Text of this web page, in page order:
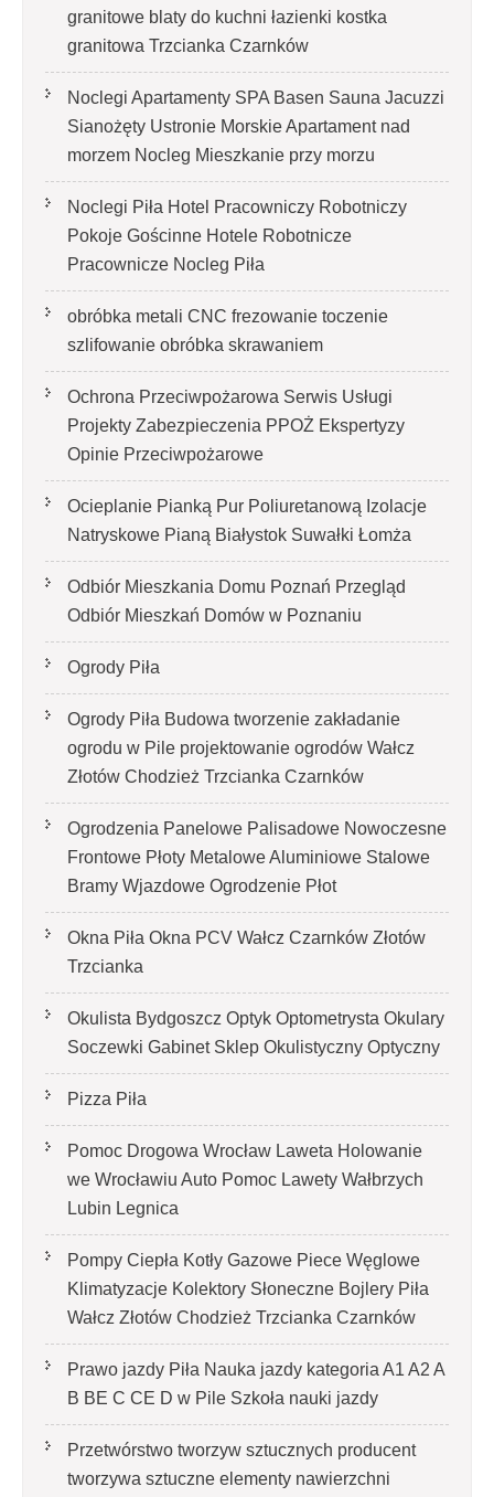
granitowe blaty do kuchni łazienki kostka
granitowa Trzcianka Czarnków
Noclegi Apartamenty SPA Basen Sauna Jacuzzi
Sianożęty Ustronie Morskie Apartament nad
morzem Nocleg Mieszkanie przy morzu
Noclegi Piła Hotel Pracowniczy Robotniczy
Pokoje Gościnne Hotele Robotnicze
Pracownicze Nocleg Piła
obróbka metali CNC frezowanie toczenie
szlifowanie obróbka skrawaniem
Ochrona Przeciwpożarowa Serwis Usługi
Projekty Zabezpieczenia PPOŻ Ekspertyzy
Opinie Przeciwpożarowe
Ocieplanie Pianką Pur Poliuretanową Izolacje
Natryskowe Pianą Białystok Suwałki Łomża
Odbiór Mieszkania Domu Poznań Przegląd
Odbiór Mieszkań Domów w Poznaniu
Ogrody Piła
Ogrody Piła Budowa tworzenie zakładanie
ogrodu w Pile projektowanie ogrodów Wałcz
Złotów Chodzież Trzcianka Czarnków
Ogrodzenia Panelowe Palisadowe Nowoczesne
Frontowe Płoty Metalowe Aluminiowe Stalowe
Bramy Wjazdowe Ogrodzenie Płot
Okna Piła Okna PCV Wałcz Czarnków Złotów
Trzcianka
Okulista Bydgoszcz Optyk Optometrysta Okulary
Soczewki Gabinet Sklep Okulistyczny Optyczny
Pizza Piła
Pomoc Drogowa Wrocław Laweta Holowanie
we Wrocławiu Auto Pomoc Lawety Wałbrzych
Lubin Legnica
Pompy Ciepła Kotły Gazowe Piece Węglowe
Klimatyzacje Kolektory Słoneczne Bojlery Piła
Wałcz Złotów Chodzież Trzcianka Czarnków
Prawo jazdy Piła Nauka jazdy kategoria A1 A2 A
B BE C CE D‎ w Pile Szkoła nauki jazdy
Przetwórstwo tworzyw sztucznych producent
tworzywa sztuczne elementy nawierzchni